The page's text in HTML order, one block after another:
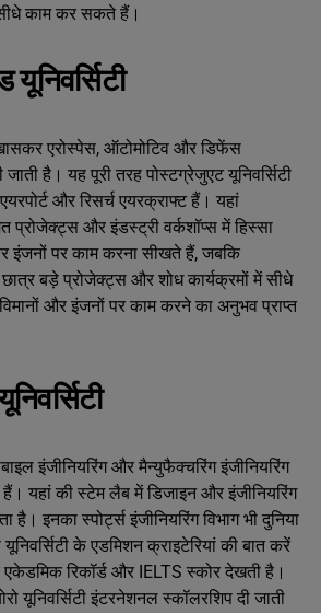
काम कर सकते हैं।
एरोस्पेस, ऑटोमोटिव और डिफेंस
जाती है। यह पूरी तरह पोस्टग्रेजुएट यूनिवर्सिटी
और रिसर्च एयरक्राफ्ट हैं। यहां
प्रोजेक्ट्स और इंडस्ट्री वर्कशॉप्स में हिस्सा
पर काम करना सीखते हैं, जबकि
बड़े प्रोजेक्ट्स और शोध कार्यक्रमों में सीधे
और इंजनों पर काम करने का अनुभव प्राप्त
इंजीनियरिंग और मैन्युफैक्चरिंग इंजीनियरिंग
हैं। यहां की स्टेम लैब में डिजाइन और इंजीनियरिंग
है। इनका स्पोर्ट्स इंजीनियरिंग विभाग भी दुनिया
के एडमिशन क्राइटेरियां की बात करें
एकेडमिक रिकॉर्ड और IELTS स्कोर देखती है।
यूनिवर्सिटी इंटरनेशनल स्कॉलरशिप दी जाती